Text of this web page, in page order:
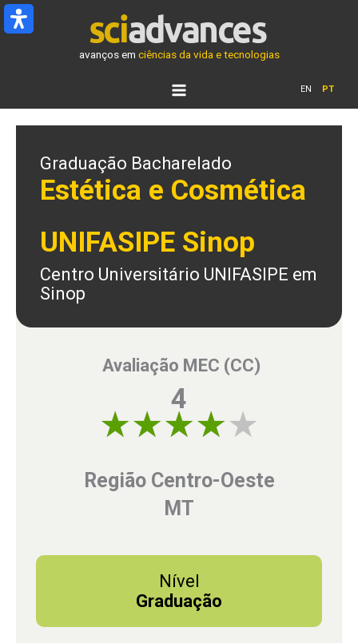
Ir
para
avanços em ciências da vida e tecnologias
EN PT
Graduação Bacharelado
Estética e Cosmética
UNIFASIPE Sinop
Centro Universitário UNIFASIPE em
Sinop
Avaliação MEC (CC)
4
Região Centro-Oeste
MT
Nível
Graduação